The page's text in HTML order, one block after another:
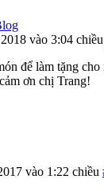
vào 3:04 chiều
để làm tặng
ơn chị Trang!
vào 1:22 chiều